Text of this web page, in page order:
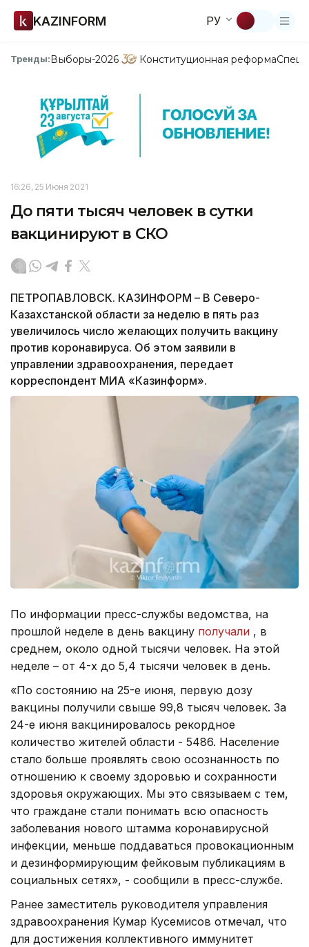
KAZINFORM РУ
Тренды:Выборы-2026 Конституционная реформа
16:26, 25 Июня 2021
До пяти тысяч человек в сутки
вакцинируют в СКО
ПЕТРОПАВЛОВСК. КАЗИНФОРМ – В Северо-
Казахстанской области за неделю в пять раз
увеличилось число желающих получить вакцину
против коронавируса. Об этом заявили в
управлении здравоохранения, передает
корреспондент МИА «Казинформ».
По информации пресс-службы ведомства, на
прошлой неделе в день вакцину получали , в
среднем, около одной тысячи человек. На этой
неделе – от 4-х до 5,4 тысячи человек в день.
«По состоянию на 25-е июня, первую дозу
вакцины получили свыше 99,8 тысяч человек. За
24-е июня вакцинировалось рекордное
количество жителей области - 5486. Население
стало больше проявлять свою осознанность по
отношению к своему здоровью и сохранности
здоровья окружающих. Мы это связываем с тем,
что граждане стали понимать всю опасность
заболевания нового штамма коронавирусной
инфекции, меньше поддаваться провокационным
и дезинформирующим фейковым публикациям в
социальных сетях», - сообщили в пресс-службе.
Ранее заместитель руководителя управления
здравоохранения Кумар Кусемисов отмечал, что
для достижения коллективного иммунитет